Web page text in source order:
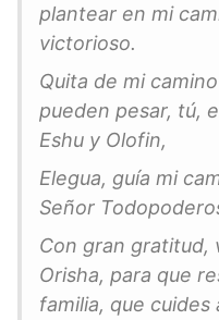
plantear en mi
victorioso.
Quita de mi
pueden pesar, tú,
Eshu y Olofin,
Elegua, guía mi
Señor
Con gran gratitud,
Orisha, para que
familia, que cuides